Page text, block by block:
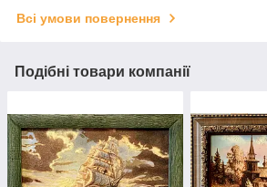
Всі умови повернення
Подібні товари компанії